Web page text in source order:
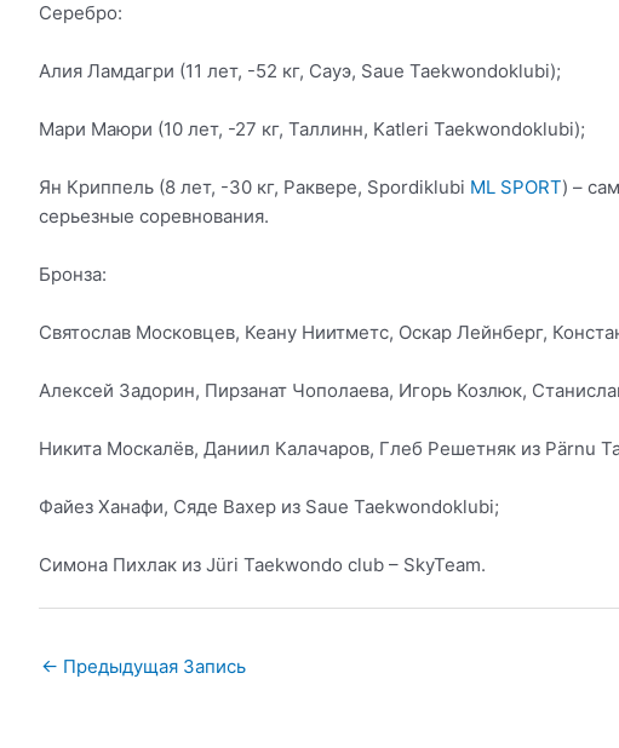
Серебро:
Алия Ламдагри (11 лет, -52 кг, Сауэ, Saue Taekwondoklubi);
Мари Маюри (10 лет, -27 кг, Таллинн, Katleri Taekwondoklubi);
Ян Криппель (8 лет, -30 кг, Раквере, Spordiklubi ML SPORT) –
серьезные соревнования.
Бронза:
Святослав Московцев, Кеану Ниитметс, Оскар Лейнберг,
Алексей Задорин, Пирзанат Чополаева, Игорь Козлюк,
Никита Москалёв, Даниил Калачаров, Глеб Решетняк из Pärnu
Файез Ханафи, Сяде Вахер из Saue Taekwondoklubi;
Симона Пихлак из Jüri Taekwondo club – SkyTeam.
← Предыдущая Запись